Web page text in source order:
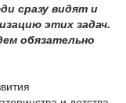
сразу видят и
этих задач.
обязательно